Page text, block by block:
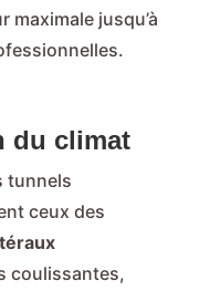
maximale jusqu’à
du climat
tunnels
ceux des
coulissantes,